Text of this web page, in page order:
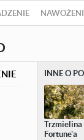
INNE O
Trzmielina
Fortune'a